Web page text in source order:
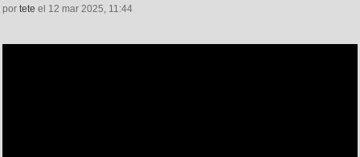
por tete el 12 mar 2025, 11:44